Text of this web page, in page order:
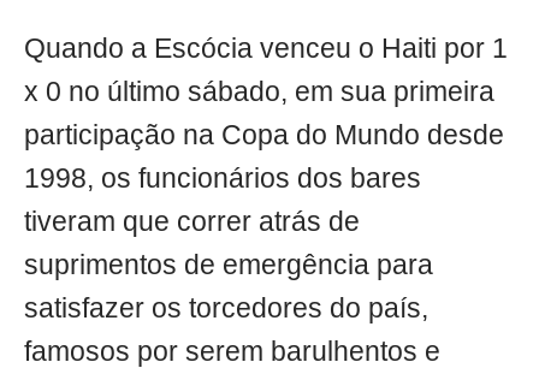
Quando a Escócia venceu o Haiti por 1
x 0 no último sábado, em sua primeira
participação na Copa do Mundo desde
1998, os funcionários dos bares
tiveram que correr atrás de
suprimentos de emergência para
satisfazer os torcedores do país,
famosos por serem barulhentos e